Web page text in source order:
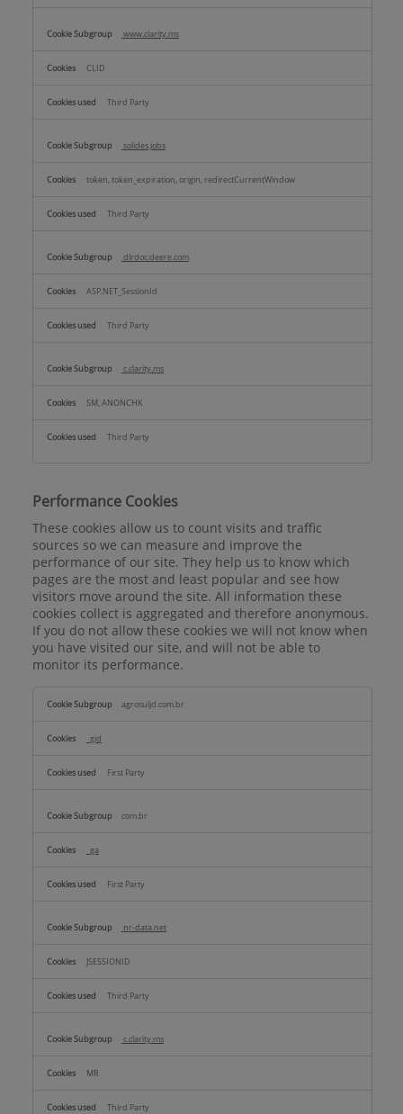
www.clarity.ms
CLID
Third Party
solides.jobs
token, token_expiration, origin, redirectCurrentWindow
Third Party
dlrdoc.deere.com
ASP.NET_SessionId
Third Party
c.clarity.ms
SM, ANONCHK
Third Party
Performance Cookies
These cookies allow us to count visits and traffic
sources so we can measure and improve the
performance of our site. They help us to know which
pages are the most and least popular and see how
visitors move around the site. All information these
cookies collect is aggregated and therefore anonymous.
If you do not allow these cookies we will not know when
you have visited our site, and will not be able to
monitor its performance.
Cookies
agrosuljd.com.br
_gid
First Party
com.br
_ga
First Party
nr-data.net
JSESSIONID
Third Party
c.clarity.ms
MR
Third Party